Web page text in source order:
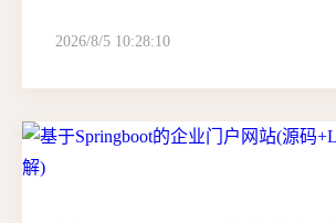
2026/8/5 10:28:10